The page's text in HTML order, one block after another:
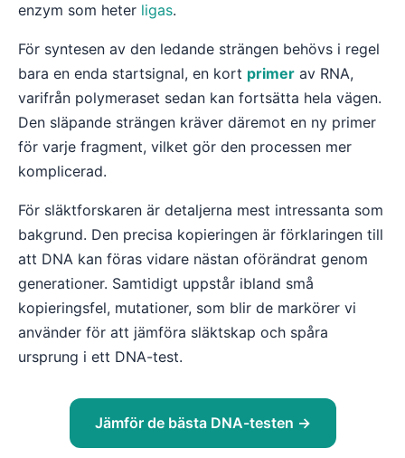
enzym som heter ligas.
För syntesen av den ledande strängen behövs i regel
bara en enda startsignal, en kort primer av RNA,
varifrån polymeraset sedan kan fortsätta hela vägen.
Den släpande strängen kräver däremot en ny primer
för varje fragment, vilket gör den processen mer
komplicerad.
För släktforskaren är detaljerna mest intressanta som
bakgrund. Den precisa kopieringen är förklaringen till
att DNA kan föras vidare nästan oförändrat genom
generationer. Samtidigt uppstår ibland små
kopieringsfel, mutationer, som blir de markörer vi
använder för att jämföra släktskap och spåra
ursprung i ett DNA-test.
Jämför de bästa DNA-testen →